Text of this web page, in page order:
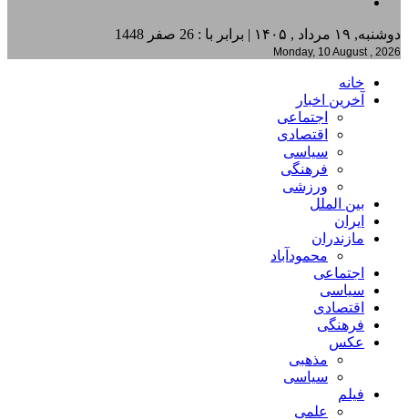
دوشنبه, ۱۹ مرداد , ۱۴۰۵ | برابر با : 26 صفر 1448
Monday, 10 August , 2026
خانه
آخرین اخبار
اجتماعی
اقتصادی
سیاسی
فرهنگی
ورزشی
بین الملل
ایران
مازندران
محمودآباد
اجتماعی
سیاسی
اقتصادی
فرهنگی
عکس
مذهبی
سیاسی
فیلم
علمی